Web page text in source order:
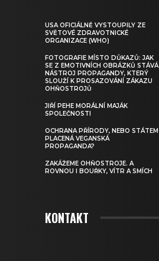
USA OFICIÁLNĚ VYSTOUPILY ZE
SVĚTOVÉ ZDRAVOTNICKÉ
ORGANIZACE (WHO)
FOTOGRAFIE MÍSTO DŮKAZŮ: JAK
SE Z EMOTIVNÍCH OBRÁZKŮ STÁVÁ
NÁSTROJ PROPAGANDY, KTERÝ
SLOUŽÍ K PROSAZOVÁNÍ ZÁKAZU
OHŇOSTROJŮ
JIŘÍ PEHE MORÁLNÍ MAJÁK
SPOLEČNOSTI
OCHRANA PŘÍRODY, NEBO STÁTEM
PLACENÁ VEGANSKÁ
PROPAGANDA?
ZAKÁŽEME OHŇOSTROJE. A
ROVNOU I BOUŘKY, VÍTR A SMÍCH
KONTAKT